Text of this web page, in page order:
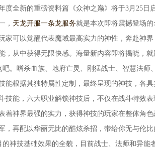
全新的重磅资料篇《众神之巅》将于3月25日
， 天龙开服一条龙服务就是本次即将震撼登场的
可以觉醒代表魔域最高实力的神性，奔赴神界
，从中获得无限快感。海量新内容即将揭晓，就
。嗜杀血族、地府亡灵、刚猛战士、智慧法师
能根据其独特属性定制，最终呈现的神技，各具
技能，六大职业解锁神技后，不仅在战斗特效表
着神界最强的实力，获得神技的玩家在整体角色
，再配以华丽无比的酷炫杀招，带给你无与伦比
神技基础效果的全貌，目前战士、法师和异能